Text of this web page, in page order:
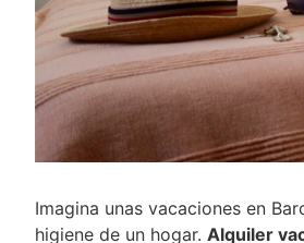
Imagina unas vacaciones en
higiene de un hogar. Alquiler